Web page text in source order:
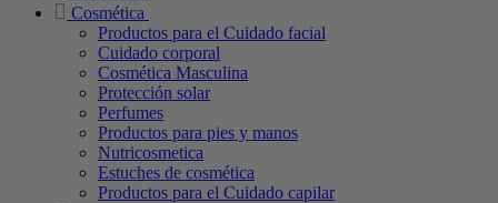
Cosmética
Productos para el Cuidado facial
Cuidado corporal
Cosmética Masculina
Protección solar
Perfumes
Productos para pies y manos
Nutricosmetica
Estuches de cosmética
Productos para el Cuidado capilar